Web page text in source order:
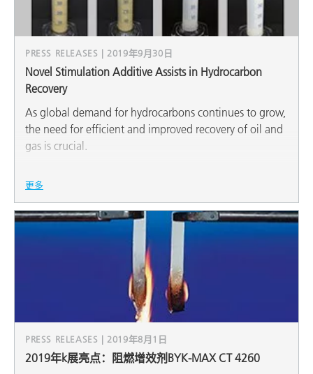
PRESS RELEASES | 2019年9月30日
Novel Stimulation Additive Assists in Hydrocarbon
Recovery
As global demand for hydrocarbons continues to grow,
the need for efficient and improved recovery of oil and
gas is crucial.
更多
PRESS RELEASES | 2019年8月1日
2019年k展亮点：阻燃增效剂BYK-MAX CT 4260